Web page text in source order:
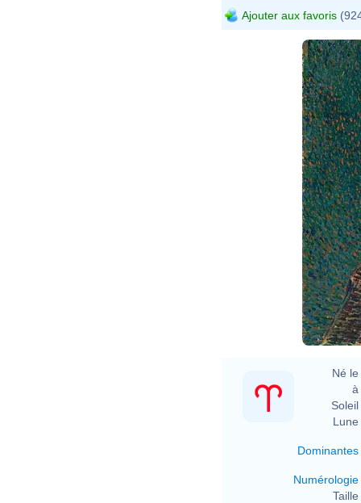
Ajouter aux favoris
Né le
à
Soleil
Lune
Dominantes
Numérologie
Taille